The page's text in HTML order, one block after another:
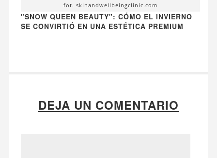
fot. skinandwellbeingclinic.com
"SNOW QUEEN BEAUTY": CÓMO EL INVIERNO
SE CONVIRTIÓ EN UNA ESTÉTICA PREMIUM
DEJA UN COMENTARIO